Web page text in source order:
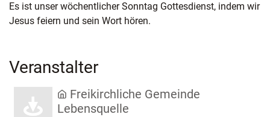
Es ist unser wöchentlicher Sonntag Gottesdienst, indem wir
Jesus feiern und sein Wort hören.
Veranstalter
Freikirchliche Gemeinde
Lebensquelle